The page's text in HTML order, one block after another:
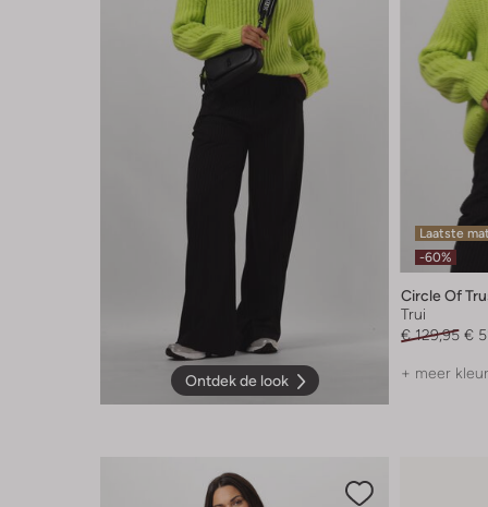
Ontdek de look
Laatste
-60%
Circle Of
Trui
€ 129,95 €
+ meer